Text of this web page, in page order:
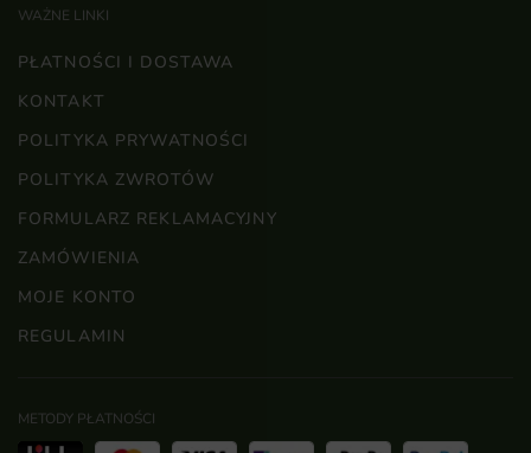
WAŻNE LINKI
PŁATNOŚCI I DOSTAWA
KONTAKT
POLITYKA PRYWATNOŚCI
POLITYKA ZWROTÓW
FORMULARZ REKLAMACYJNY
ZAMÓWIENIA
MOJE KONTO
REGULAMIN
METODY PŁATNOŚCI